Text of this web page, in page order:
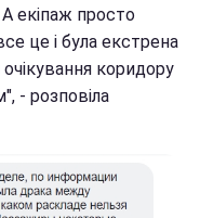
екіпаж просто
це і була екстрена
очікування коридору
- розповіла